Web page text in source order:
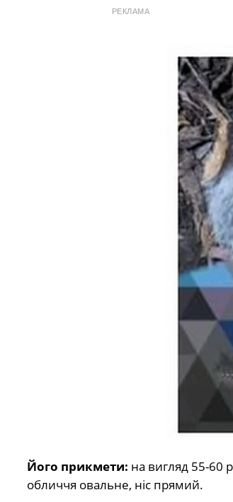
РЕКЛАМА
Його прикмети: на вигляд 55-60
обличчя овальне, ніс прямий.